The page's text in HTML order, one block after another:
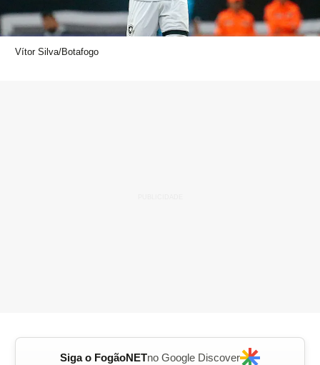
Vítor Silva/Botafogo
Siga o FogãoNETno Google Discover